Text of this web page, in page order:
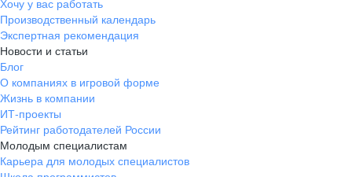
Хочу у вас работать
Производственный календарь
Экспертная рекомендация
Новости и статьи
Блог
О компаниях в игровой форме
Жизнь в компании
ИТ-проекты
Рейтинг работодателей России
Молодым специалистам
Карьера для молодых специалистов